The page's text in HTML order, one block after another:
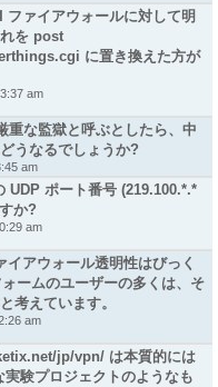
ァイアウォールに対して明
を post
に置き換えた方が
am
重な監獄と呼ぶとしたら、中
うなるでしょうか?
am
UDP ポート番号 (219.100.*.*
か?
am
アウォール透明性はびっく
ームのユーザーの多くは、そ
考えています。
am
jp/vpn/ は本質的には
験プロジェクトのようなも